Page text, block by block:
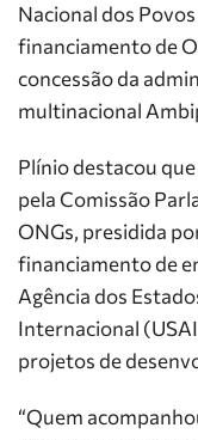
Nacional dos
financiamento de
concessão da
multinacional
Plínio destacou
pela Comissão
ONGs, presidida
financiamento de
Agência dos
Internacional
projetos de
“Quem